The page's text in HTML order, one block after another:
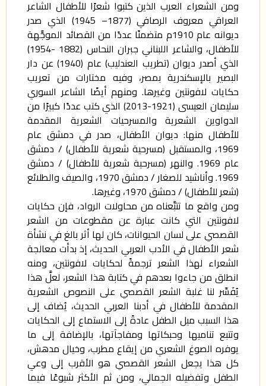
ومن الشعراء العرب الذين كتبوا شعرًا للأطفال الشاعر
العراقي معروف الرصافي (1877– 1945) الذي صدر
ديوانه عام 1910م متضمنًا عددًا من القصائد الموجَّهة
للأطفال، والشاعر اللبناني جبران النحاس (1882 -1954)
الذي أصدر ديوان (تطريب العندليب) عام (1940) عن دار
البصير بالإسكندرية بمصر، وفيه مختارات من تعريب
حكايات لافونتين وغيرها. ومنهم أيضًا الشاعر السوري
سليمان العيسى (1921-2013) الذي كتب عددًا كبيرًا من
الدواوين الشعرية والمسرحيات الشعرية المقدمة
للأطفال منها: ديوان الأطفال، صدر في دمشق عام
1969، والمستقبل (مسرحية شعرية للأطفال) / دمشق
عام 1969. والنهر (مسرحية شعرية للأطفال) / دمشق
1969. وأناشيد للصغار / دمشق 1970، والصيف والطلائع
(شعر للأطفال) / دمشق 1970، وغيرها.
ومن واقع ما تتبَّعناه من محاولات الرواد، فإن حكايات
لافونتين التي كانت عبارة عن مقطوعات من الشعر
القصصي على لسان الحيوانات، كان لها أثر بالغ في نشأة
شعر الأطفال في الأدب العربي الحديث، إذ بدأت معالجة
الشعراء لهذا الشعر ترجمةً لحكايات لافونتين، ومنه
انطلق من جاءوا بعدهم في كتابة هذا الشعر، لعلَّ هذا
يُفَسِّر لنا غلبة الشعر القصصي على النصوص الشعرية
المقدمة للأطفال في أدبنا العربي الحديث، يُضاف إلى
هذا السبب ميل الطفل عادةً إلى الاستماع إلى الحكايات
وتتبع تناميها وحبكاتها ومفاجآتها، بالإضافة إلى ما
يوفره الصوغ الشعري من إيقاع مطرب، وخيال مدهش،
كل هذا يجعل الشعر القصصي هو الأقرب إلى وعي
الطفل وتفضيله الجمالي، ومن ثم الأكثر شيوعًا فيما